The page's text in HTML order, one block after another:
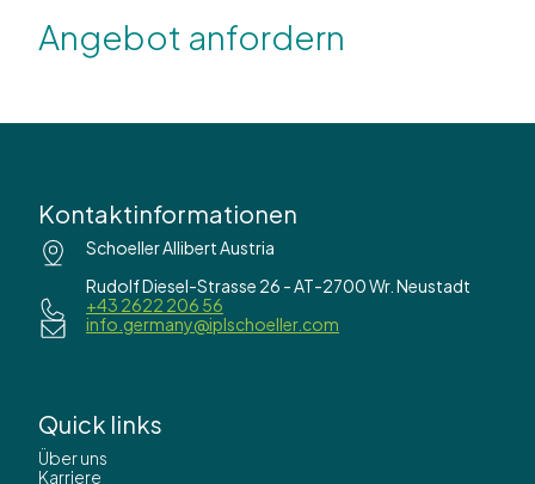
Angebot anfordern
Kontaktinformationen
Schoeller Allibert Austria
Rudolf Diesel-Strasse 26 - AT-2700 Wr. Neustadt
+43 2622 206 56
info.germany@iplschoeller.com
Quick links
Über uns
Karriere